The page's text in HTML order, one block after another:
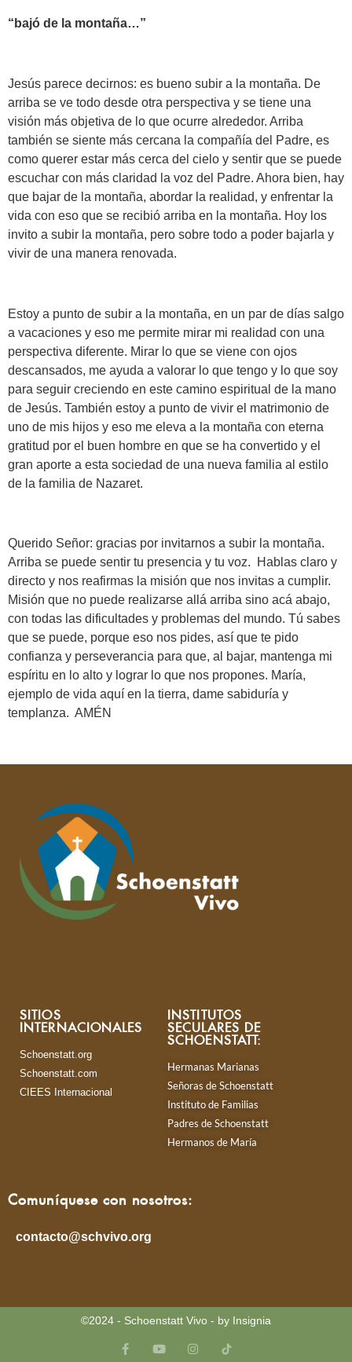
“bajó de la montaña…”
Jesús parece decirnos: es bueno subir a la montaña. De
arriba se ve todo desde otra perspectiva y se tiene una
visión más objetiva de lo que ocurre alrededor. Arriba
también se siente más cercana la compañía del Padre, es
como querer estar más cerca del cielo y sentir que se puede
escuchar con más claridad la voz del Padre. Ahora bien, hay
que bajar de la montaña, abordar la realidad, y enfrentar la
vida con eso que se recibió arriba en la montaña. Hoy los
invito a subir la montaña, pero sobre todo a poder bajarla y
vivir de una manera renovada.
Estoy a punto de subir a la montaña, en un par de días salgo
a vacaciones y eso me permite mirar mi realidad con una
perspectiva diferente. Mirar lo que se viene con ojos
descansados, me ayuda a valorar lo que tengo y lo que soy
para seguir creciendo en este camino espiritual de la mano
de Jesús. También estoy a punto de vivir el matrimonio de
uno de mis hijos y eso me eleva a la montaña con eterna
gratitud por el buen hombre en que se ha convertido y el
gran aporte a esta sociedad de una nueva familia al estilo
de la familia de Nazaret.
Querido Señor: gracias por invitarnos a subir la montaña.
Arriba se puede sentir tu presencia y tu voz. Hablas claro y
directo y nos reafirmas la misión que nos invitas a cumplir.
Misión que no puede realizarse allá arriba sino acá abajo,
con todas las dificultades y problemas del mundo. Tú sabes
que se puede, porque eso nos pides, así que te pido
confianza y perseverancia para que, al bajar, mantenga mi
espíritu en lo alto y lograr lo que nos propones. María,
ejemplo de vida aquí en la tierra, dame sabiduría y
templanza. AMÉN
SITIOS
INTERNACIONALES
Schoenstatt.org
Schoenstatt.com
CIEES Internacional
INSTITUTOS
SECULARES DE
SCHOENSTATT:
Hermanas Marianas
Señoras de Schoenstatt
Instituto de Familias
Padres de Schoenstatt
Hermanos de María
Comuníquese con nosotros:
contacto@schvivo.org
©2024 - Schoenstatt Vivo - by Insignia